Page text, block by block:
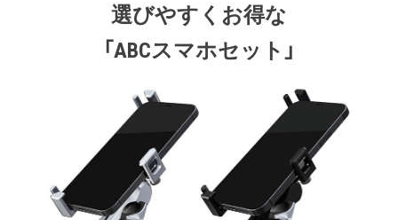
選びやすくお得な
「ABCスマホセット」